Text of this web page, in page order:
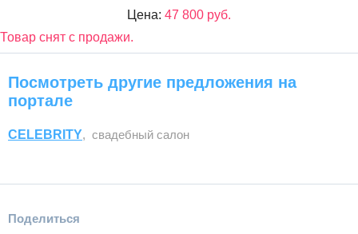
Цена: 47 800 руб.
Товар снят с продажи.
Посмотреть другие предложения на
портале
CELEBRITY, свадебный салон
Поделиться